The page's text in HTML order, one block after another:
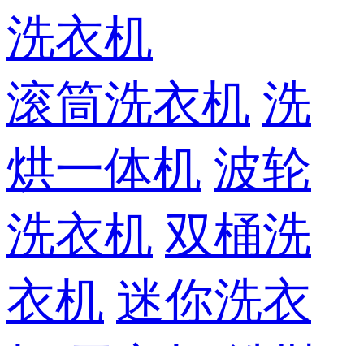
洗衣机
滚筒洗衣机 洗
烘一体机 波轮
洗衣机 双桶洗
衣机 迷你洗衣